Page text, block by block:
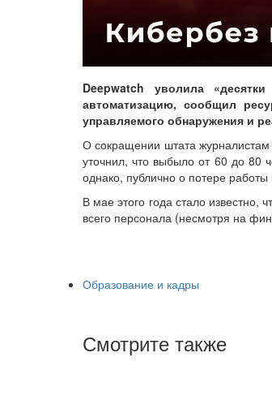
Deepwatch уволила
автоматизацию, сообщил
управляемого обнаружения и
О сокращении штата
уточнил, что выбыло от 60 до 80
однако, публично о потере
В мае этого года стало
всего персонала (несмотря на
Образование и кадры
Смотрите также